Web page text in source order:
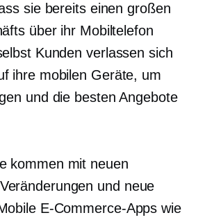
sie bereits einen großen
über ihr Mobiltelefon
Kunden verlassen sich
ihre mobilen Geräte, um
und die besten Angebote
kommen mit neuen
und neue
E-Commerce-Apps wie